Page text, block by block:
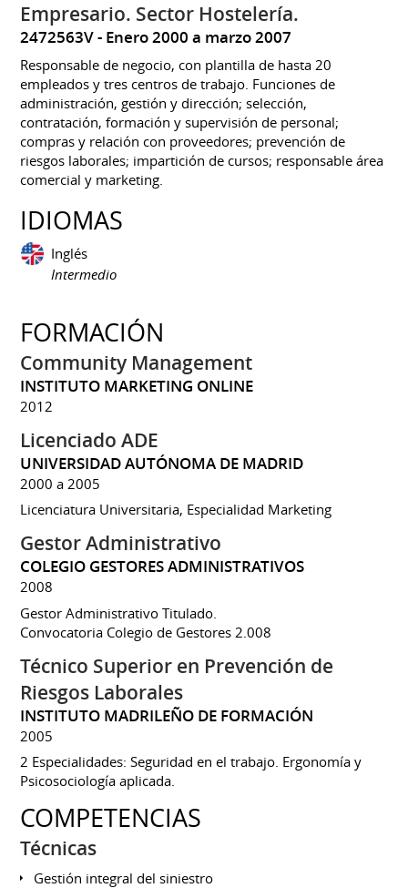
Empresario. Sector Hostelería.
2472563V Enero 2000 a marzo 2007
Responsable de negocio, con plantilla de hasta 20
empleados y tres centros de trabajo. Funciones de
administración, gestión y dirección; selección,
contratación, formación y supervisión de personal;
compras y relación con proveedores; prevención de
riesgos laborales; impartición de cursos; responsable área
comercial y marketing.
IDIOMAS
Inglés
Intermedio
FORMACIÓN
Community Management
INSTITUTO MARKETING ONLINE
2012
Licenciado ADE
UNIVERSIDAD AUTÓNOMA DE MADRID
2000 a 2005
Licenciatura Universitaria, Especialidad Marketing
Gestor Administrativo
COLEGIO GESTORES ADMINISTRATIVOS
2008
Gestor Administrativo Titulado.
Convocatoria Colegio de Gestores 2.008
Técnico Superior en Prevención de
Riesgos Laborales
INSTITUTO MADRILEÑO DE FORMACIÓN
2005
2 Especialidades: Seguridad en el trabajo. Ergonomía y
Psicosociología aplicada.
COMPETENCIAS
Técnicas
Gestión integral del siniestro